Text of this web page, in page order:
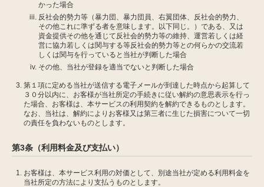
かった場合
反社会的勢力等（暴力団、暴力団員、右翼団体、反社会的勢力、
その他これに準ずる者を意味します。以下同じ。）である、又は
資金提供その他を通じて反社会的勢力等の維持、運営若しくは経
営に協力若しくは関与する等反社会的勢力等との何らかの交流若
しくは関与を行っていると当社が判断した場合
その他、当社が登録を適当でないと判断した場合
第１項に定める当社が送信する電子メールが到達した時点から起算して
３０分以内に、お客様が当社所定の手続きに従い解約の意思表示を行っ
た場合、お客様は、本サービスの利用契約を解約できるものとします。
なお、当社は、解約によりお客様又は第三者に生じた損害について一切
の責任を負わないものとします。
第3条（利用料金及び支払い）
お客様は、本サービス利用の対価として、別途当社が定める利用料金を
当社所定の方法により支払うものとします。